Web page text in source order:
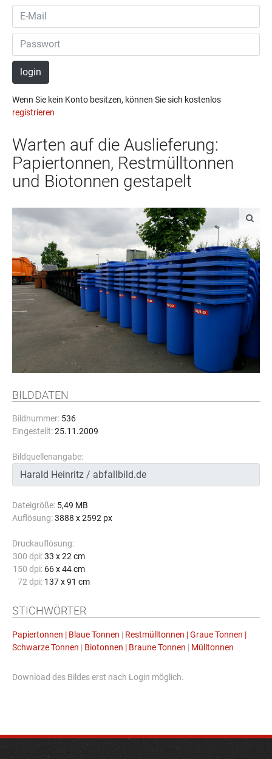
login
Wenn Sie kein Konto besitzen, können Sie sich kostenlos
registrieren
Warten auf die Auslieferung:
Papiertonnen, Restmülltonnen
und Biotonnen gestapelt
BILDDATEN
Bildnummer: 536
Eingestellt:25.11.2009
Bildquellenangabe:
Dateigröße: 5,49 MB
Auflösung:3888 x 2592 px
Druckauflösung:
300 dpi: 33 x 22 cm
150 dpi: 66 x 44 cm
72 dpi: 137 x 91 cm
STICHWÖRTER
Papiertonnen | Blaue Tonnen | Restmülltonnen | Graue Tonnen |
Schwarze Tonnen | Biotonnen | Braune Tonnen | Mülltonnen
Download des Bildes erst nach Login möglich.